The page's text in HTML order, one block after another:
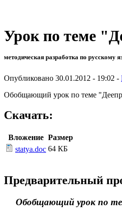
Урок по теме
методическая разработка по русскому
Опубликовано 30.01.2012 - 19:02 -
Обобщающий урок по теме
Скачать:
Вложение Размер
statya.doc 64 КБ
Предварительный
Обобщающий урок по